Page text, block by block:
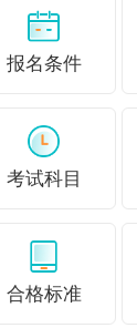
工作，是指
会计工作；
习。
定专属学习
下中级会计证
报名条件
考试科目
合格标准